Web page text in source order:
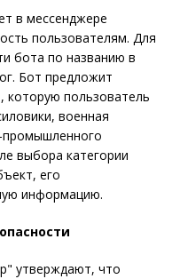
в мессенджере
пользователям. Для
бота по названию в
Бот предложит
пользователь
военная
промышленного
выбора категории
его
информацию.
утверждают, что